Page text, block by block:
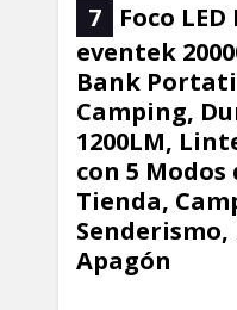
7
Foco
eventek
Bank
Camping,
1200LM,
con 5 Modos
Tienda,
Senderismo,
Apagón